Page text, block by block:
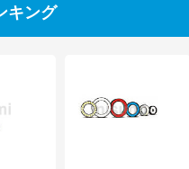
キング